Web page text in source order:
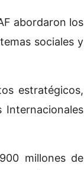
abordaron los
sociales y
estratégicos,
Internacionales
millones de